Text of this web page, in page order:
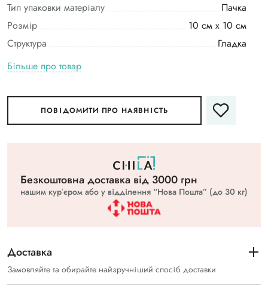
Тип упаковки матеріалу
Пачка
Розмір
10 см х 10 см
Структура
Гладка
Більше про товар
ПОВІДОМИТИ ПРО НАЯВНІСТЬ
Безкоштовна доставка вiд 3000 грн
нашим курʼєром або у відділення “Нова Пошта” (до 30 кг)
Доставка
Замовляйте та обирайте найзручніший спосіб доставки